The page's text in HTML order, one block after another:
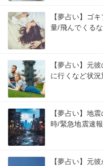
【夢占い】ゴ
量/飛んでくる
【夢占い】元
に行くなど状況
【夢占い】地
時/緊急地震速
【夢占い】元